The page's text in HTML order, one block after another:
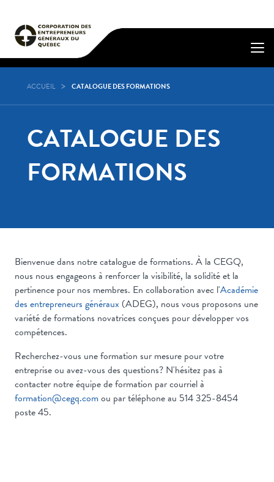
ACCUEIL CATALOGUE DES FORMATIONS
CATALOGUE DES
FORMATIONS
Bienvenue dans notre catalogue de formations. À la CEGQ,
nous nous engageons à renforcer la visibilité, la solidité et la
pertinence pour nos membres. En collaboration avec l'Académie
des entrepreneurs généraux (ADEG), nous vous proposons une
variété de formations novatrices conçues pour développer vos
compétences.
Recherchez-vous une formation sur mesure pour votre
entreprise ou avez-vous des questions? N'hésitez pas à
contacter notre équipe de formation par courriel à
formation@cegq.comou par téléphone au 514 325-8454
poste 45.